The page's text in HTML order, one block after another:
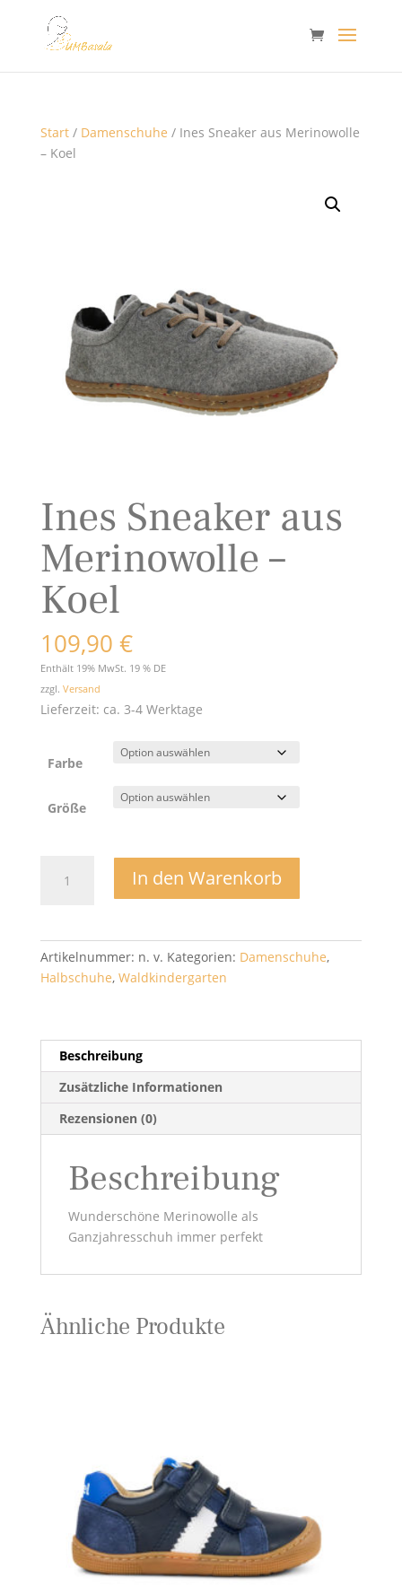
Start/ Damenschuhe / Ines Sneaker aus Merinowolle
– Koel
Ines Sneaker aus
Merinowolle –
Koel
109,90 €
Enthält 19% MwSt. 19 % DE
zzgl. Versand
Lieferzeit: ca. 3-4 Werktage
Farbe
Größe
Sneaker
Koel
In den Warenkorb
Artikelnummer: n. v. Kategorien: Damenschuhe,
Halbschuhe, Waldkindergarten
Beschreibung
Zusätzliche Informationen
Rezensionen (0)
Beschreibung
Wunderschöne Merinowolle als
Ganzjahresschuh immer perfekt
Ähnliche Produkte